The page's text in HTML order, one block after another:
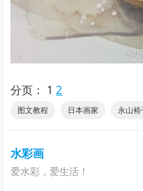
分页： 1 2
图文教程 日本画家 永山裕
水彩画
爱水彩，爱生活！